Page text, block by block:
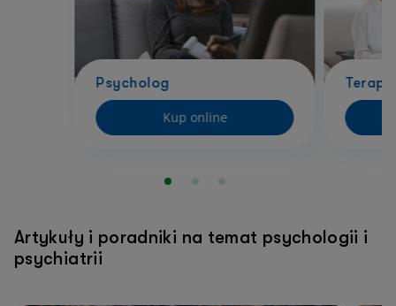
Psycholog
Kup online
Artykuły i poradniki na temat psychologii i
psychiatrii